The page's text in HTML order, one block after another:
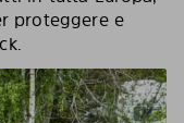
proteggere e